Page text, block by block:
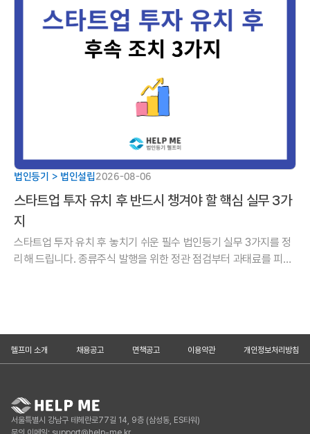
법인등기 > 법인설립2026-08-06
스타트업 투자 유치 후 반드시 챙겨야 할 핵심 실무 3가
지
스타트업 투자 유치 후 놓치기 쉬운 필수 법인등기 실무 3가지를 정
리해 드립니다. 종류주식 발행을 위한 정관 점검부터 과태료를 피하
헬프미 소개 채용공고 면책공고 이용약관 개인정보처리방침
서울특별시 강남구 테헤란로77길 14, 9층 (삼성동, ES타워)